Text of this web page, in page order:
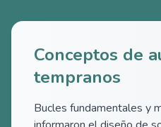
Conceptos de
tempranos
Bucles fundamentales y